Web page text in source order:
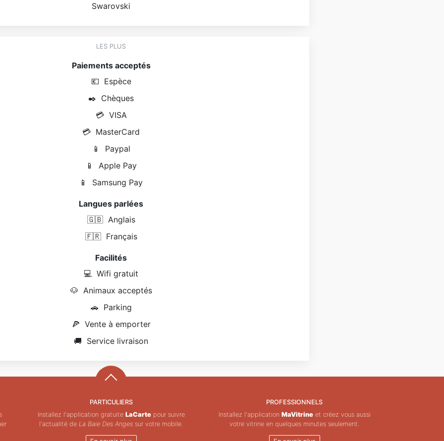
Swarovski
LES PLUS
Paiements acceptés
💶 Espèce
✒️ Chèques
💳 VISA
💳 MasterCard
📱
Paypal
📱
Apple Pay
📱
Samsung Pay
Langues parlées
🇬🇧 Anglais
🇫🇷 Français
Facilités
💻 Wifi gratuit
🐶 Animaux acceptés
🚗 Parking
🍕 Vente à emporter
🚚 Service livraison
PARTICULIERS
Installez l'application gratuite LaCartepour suivre
l'actualité de La Baie Des Anges sur votre mobile.
PROFESSIONNELS
Installez l'application MaVitrineet créez vous aussi
votre vitrine en quelques minutes seulement.